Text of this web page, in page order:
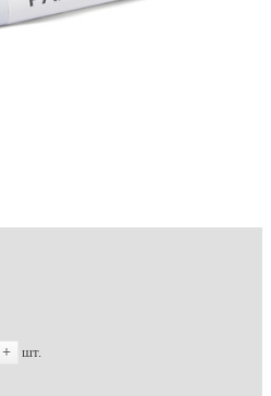
+ шт.